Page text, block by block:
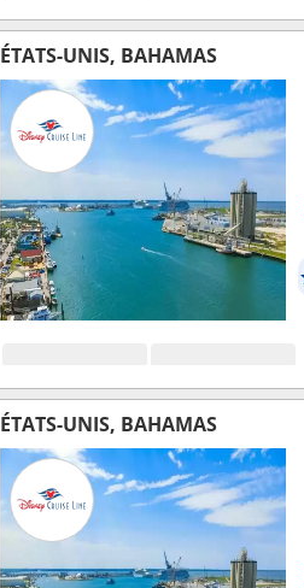
ÉTATS-UNIS, BAHAMAS
ÉTATS-UNIS, BAHAMAS